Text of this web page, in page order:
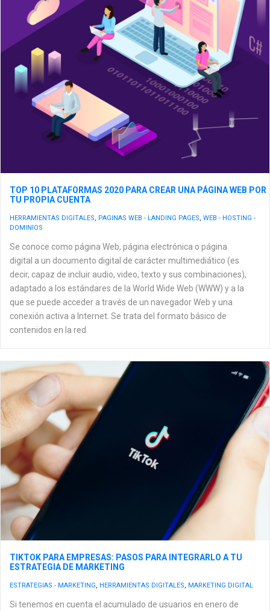
TOP 10 PLATAFORMAS 2020 PARA CREAR UNA PÁGINA WEB POR
TU PROPIA CUENTA
HERRAMIENTAS DIGITALES, PAGINAS WEB - LANDING PAGES, WEB - HOSTING -
DOMINIOS
Se conoce como página Web, página electrónica o página
digital a un documento digital de carácter multimediático (es
decir, capaz de incluir audio, video, texto y sus combinaciones),
adaptado a los estándares de la World Wide Web (WWW) y a la
que se puede acceder a través de un navegador Web y una
conexión activa a Internet. Se trata del formato básico de
contenidos en la red.
TIKTOK PARA EMPRESAS: PASOS PARA INTEGRARLO A TU
ESTRATEGIA DE MARKETING
ESTRATEGIAS - MARKETING, HERRAMIENTAS DIGITALES, MARKETING DIGITAL
Si tenemos en cuenta el acumulado de usuarios en enero de